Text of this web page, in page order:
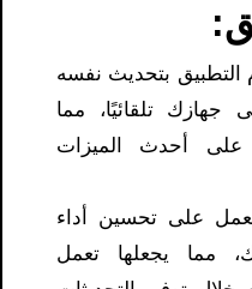
التطبيق بتحديث نفسه
جهازك تلقائيًا، مما
أحدث الميزات
على تحسين أداء
مما يجعلها تعمل